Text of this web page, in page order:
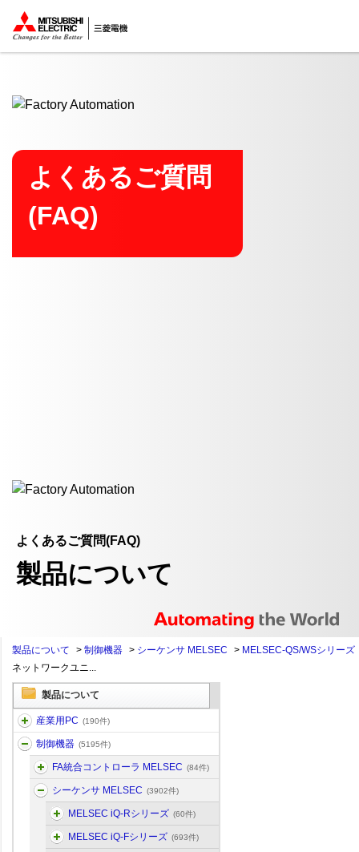
ここから本文
よくあるご質問
(FAQ)
よくあるご質問(FAQ)
製品について
製品について > 制御機器 > シーケンサ MELSEC > MELSEC-QS/WSシリーズ
ネットワークユニ...
製品について
産業用PC (190件)
制御機器 (5195件)
FA統合コントローラ MELSEC (84件)
シーケンサ MELSEC (3902件)
MELSEC iQ-Rシリーズ (60件)
MELSEC iQ-Fシリーズ (693件)